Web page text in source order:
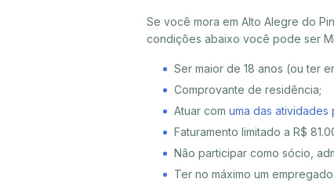
Se você mora em Alto Alegre do
condições abaixo você pode ser
Ser maior de 18 anos (ou ter
Comprovante de residência;
Atuar com uma das atividades
Faturamento limitado a R$
Não participar como sócio,
Ter no máximo um empregado.